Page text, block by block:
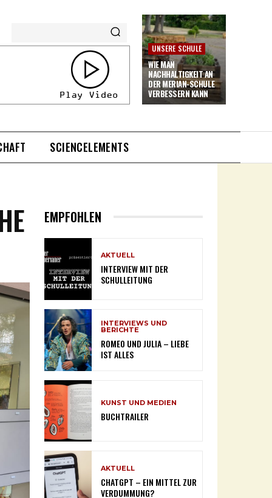
UNSERE SCHULE
WIE MAN
NACHHALTIGKEIT AN
DER MERIAN-SCHULE
VERBESSERN KANN
SCIENCELEMENTS
EMPFOHLEN
AKTUELL
INTERVIEW MIT DER
SCHULLEITUNG
INTERVIEWS UND
BERICHTE
ROMEO UND JULIA – LIEBE
IST ALLES
KUNST UND MEDIEN
BUCHTRAILER
AKTUELL
CHATGPT – EIN MITTEL ZUR
VERDUMMUNG?